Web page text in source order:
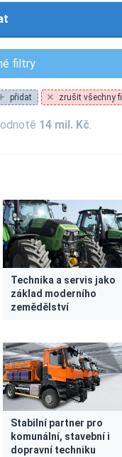
filtry
přidat zrušit všechny
14 mil. Kč.
Technika a servis jako
základ moderního
zemědělství
Stabilní partner pro
komunální, stavební i
dopravní techniku